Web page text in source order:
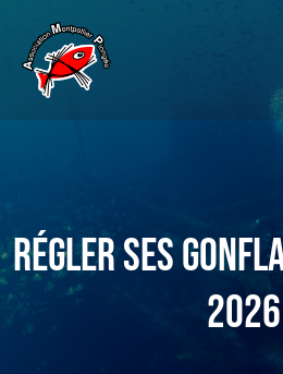
Régler ses
2026